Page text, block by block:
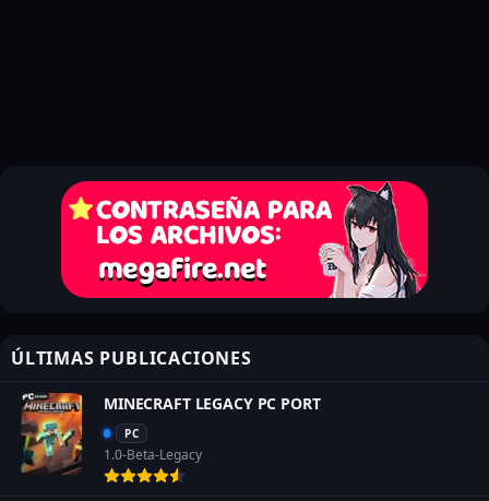
ÚLTIMAS PUBLICACIONES
MINECRAFT LEGACY PC PORT
PC
1.0-Beta-Legacy